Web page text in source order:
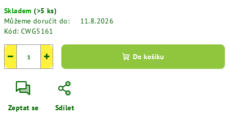
cena:
Skladem(>5 ks)
Můžeme doručit do:
11.8.2026
Kód: CWG5161
+
− Do košíku
Zeptat se Sdílet